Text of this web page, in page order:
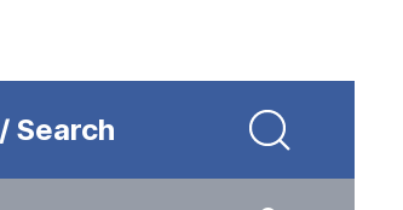
Search